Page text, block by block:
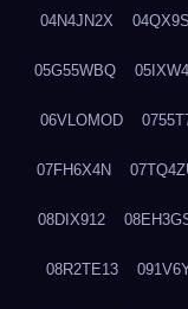
04N4JN2X
05G55WBQ
06VLOMOD
07FH6X4N
08DIX912
08R2TE13